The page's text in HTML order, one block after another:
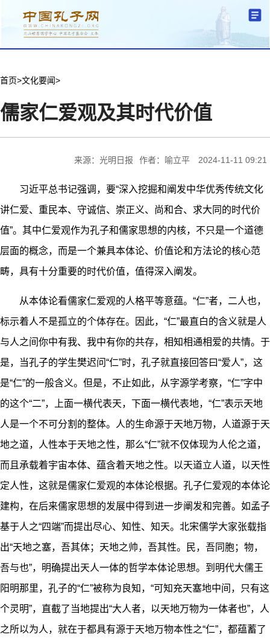
首页>文化要闻>
儒家仁爱观及其时代价值
来源：光明日报 作者：喻立平 2024-11-11 09:21
习近平总书记强调，要“深入挖掘和阐发中华优秀传统文化
讲仁爱、重民本、守诚信、崇正义、尚和合、求大同的时代价
值”。其中仁爱观作为孔子和儒家思想的内核，不只是一个道德
层面的概念，而是一个兼具本体论、价值论和方法论的核心范
畴，具有十分重要的时代价值，值得深入阐发。
从本体论看儒家仁爱观的人格平等意蕴。“仁”者，二人也，
标示着人不是孤立的个体存在。因此，“仁”最直白的含义就是人
与人之间你中有我、我中有你的共存，相知相通相爱的共情。于
是，当孔子的学生樊迟问“仁”时，孔子就直接回答曰“爱人”，这
是“仁”的一般含义。但是，不止如此，从字源学考察，“仁”字中
的这个“二”，上面一横代表天，下面一横代表地，“仁”表示天地
人是一个不可分割的整体。人的生命源于天地万物，人道源于天
地之道，人性本于天地之性，那么“仁”就不仅体现为人伦之道，
而且承载着宇宙本体、蕴含着天地之性。以天道立人道，以天性
定人性，这就是儒家仁爱观的本体论根据。孔子仁爱观的本体论
建构，在后来儒家思想的发展中得到进一步阐发和完善。如孟子
基于人之“四端”而提出尽心、知性、知天。北宋儒学大家张载指
出“天地之塞，吾其体；天地之帅，吾其性。民，吾同胞；物，
吾与也”，明确提出天人一体的哲学本体论思想。到明代大儒王
阳明那里，孔子的“仁”被称为良知，“可知充天塞地中间，只有这
个灵明”，直截了当地提出“大人者，以天地万物为一体者也”，人
之所以为人，就在于都具有源于天地万物本性之“仁”，都蕴蓄了